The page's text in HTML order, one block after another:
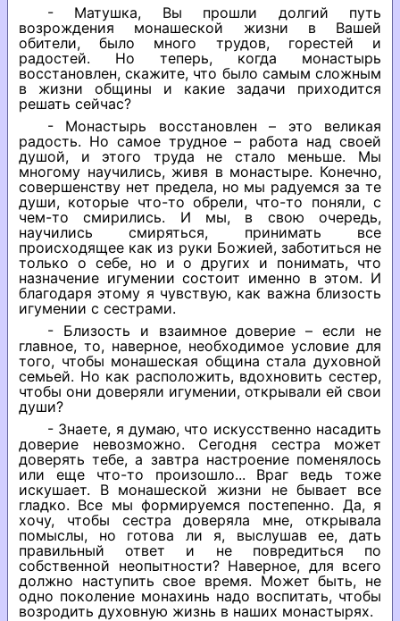
- Матушка, Вы прошли долгий путь
возрождения монашеской жизни в Вашей
обители, было много трудов, горестей и
радостей. Но теперь, когда монастырь
восстановлен, скажите, что было самым сложным
в жизни общины и какие задачи приходится
решать сейчас?
- Монастырь восстановлен – это великая
радость. Но самое трудное – работа над своей
душой, и этого труда не стало меньше. Мы
многому научились, живя в монастыре. Конечно,
совершенству нет предела, но мы радуемся за те
души, которые что-то обрели, что-то поняли, с
чем-то смирились. И мы, в свою очередь,
научились смиряться, принимать все
происходящее как из руки Божией, заботиться не
только о себе, но и о других и понимать, что
назначение игумении состоит именно в этом. И
благодаря этому я чувствую, как важна близость
игумении с сестрами.
- Близость и взаимное доверие – если не
главное, то, наверное, необходимое условие для
того, чтобы монашеская община стала духовной
семьей. Но как расположить, вдохновить сестер,
чтобы они доверяли игумении, открывали ей свои
души?
- Знаете, я думаю, что искусственно насадить
доверие невозможно. Сегодня сестра может
доверять тебе, а завтра настроение поменялось
или еще что-то произошло... Враг ведь тоже
искушает. В монашеской жизни не бывает все
гладко. Все мы формируемся постепенно. Да, я
хочу, чтобы сестра доверяла мне, открывала
помыслы, но готова ли я, выслушав ее, дать
правильный ответ и не повредиться по
собственной неопытности? Наверное, для всего
должно наступить свое время. Может быть, не
одно поколение монахинь надо воспитать, чтобы
возродить духовную жизнь в наших монастырях.